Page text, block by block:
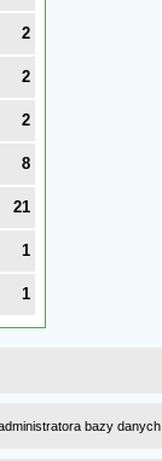
2
2
2
8
21
1
1
bazy danych